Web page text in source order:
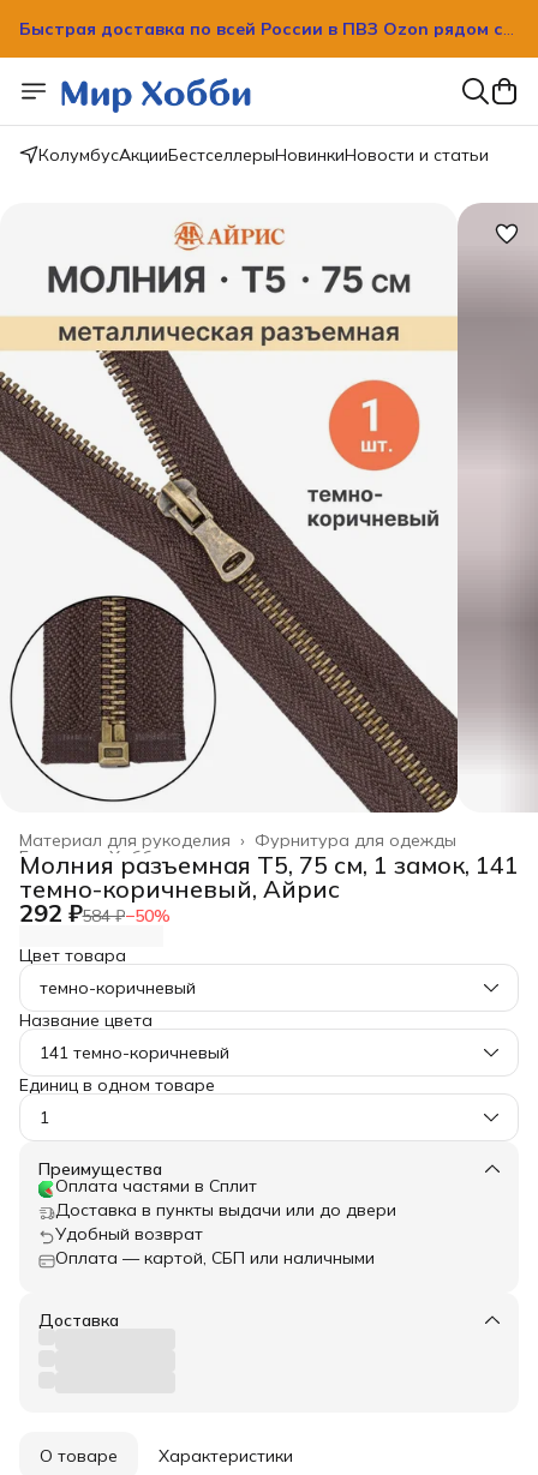
Быстрая доставка по всей России в ПВЗ Ozon рядом с
вашим домом!
Быстрая доставка по всей России в ПВЗ Ozon рядом с
вашим домом!
КолумбусАкцииБестселлерыНовинкиНовости и статьи
Фурнитура для одежды
Материал для рукоделия ›
Хобби и творчество
Главная ›
Молния разъемная Т5, 75 см, 1 замок, 141
темно-коричневый, Айрис
292 ₽584 ₽−50%
Цвет товара
темно-коричневый
Название цвета
141 темно-коричневый
Единиц в одном товаре
1
Преимущества
Оплата частями в Сплит
Доставка в пункты выдачи или до двери
Удобный возврат
Оплата — картой, СБП или наличными
Доставка
О товаре Характеристики